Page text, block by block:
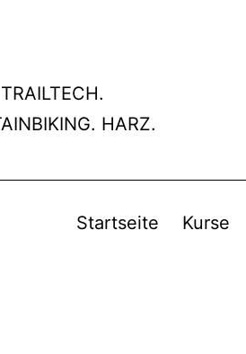
Startseite Kurse